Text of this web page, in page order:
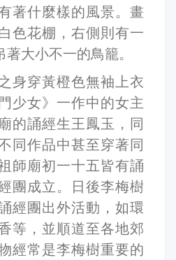
著什麼樣的風景。畫
色花棚，右側則有一
大小不一的鳥籠。
身穿黃橙色無袖上衣
少女》一作中的女主
的誦經生王鳳玉，同
同作品中甚至穿著同
師廟初一十五皆有誦
團成立。日後李梅樹
經團出外活動，如環
等，並順道至各地郊
經常是李梅樹重要的